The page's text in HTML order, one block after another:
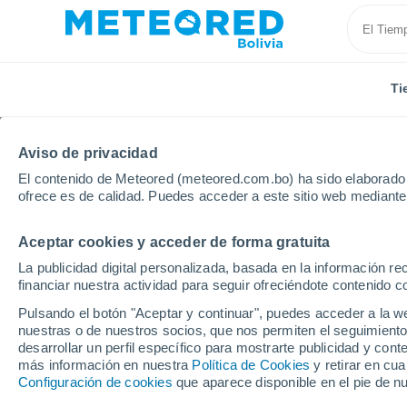
Aviso de privacidad
El contenido de Meteored (meteored.com.bo) ha sido
ofrece es de calidad. Puedes acceder a este sitio web
Aceptar cookies y acceder de forma gratuita
La publicidad digital personalizada, basada en la información
financiar nuestra actividad para seguir ofreciéndote contenido
Pulsando el botón "Aceptar y continuar", puedes acceder a la
nuestras o de nuestros socios, que nos permiten el
desarrollar un perfil específico para mostrarte publicidad y
más información en nuestra Política de Cookies y retirar en
Configuración de cookies que aparece disponible en el pie de
Inicio Francia Occitania Aude Lézignan-
Tiempo en Lézignan-
02:24 Sábado